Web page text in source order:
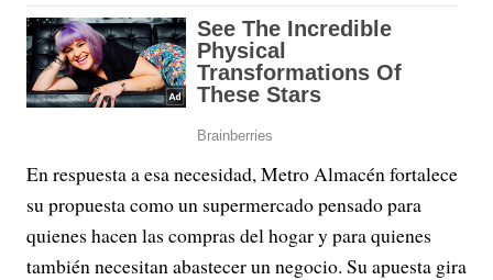
En respuesta a esa necesidad, Metro Almacén fortalece
su propuesta como un supermercado pensado para
quienes hacen las compras del hogar y para quienes
también necesitan abastecer un negocio. Su apuesta gira